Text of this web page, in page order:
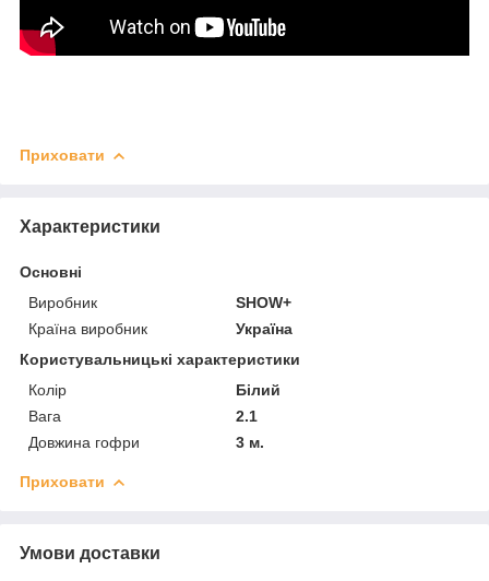
Приховати
Характеристики
Основні
Виробник
SHOW+
Країна виробник
Україна
Користувальницькі характеристики
Колір
Білий
Вага
2.1
Довжина гофри
3 м.
Приховати
Умови доставки